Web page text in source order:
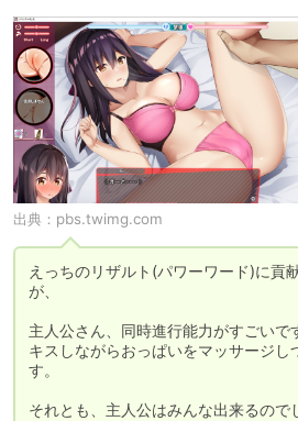
出典： pbs.twimg.com
えっちのリザルト(パワーワード)に貢
が、
主人公さん、同時進行能力がすごいで
キスしながらおっぱいをマッサージし
す。
それとも、主人公はみんな出来るので